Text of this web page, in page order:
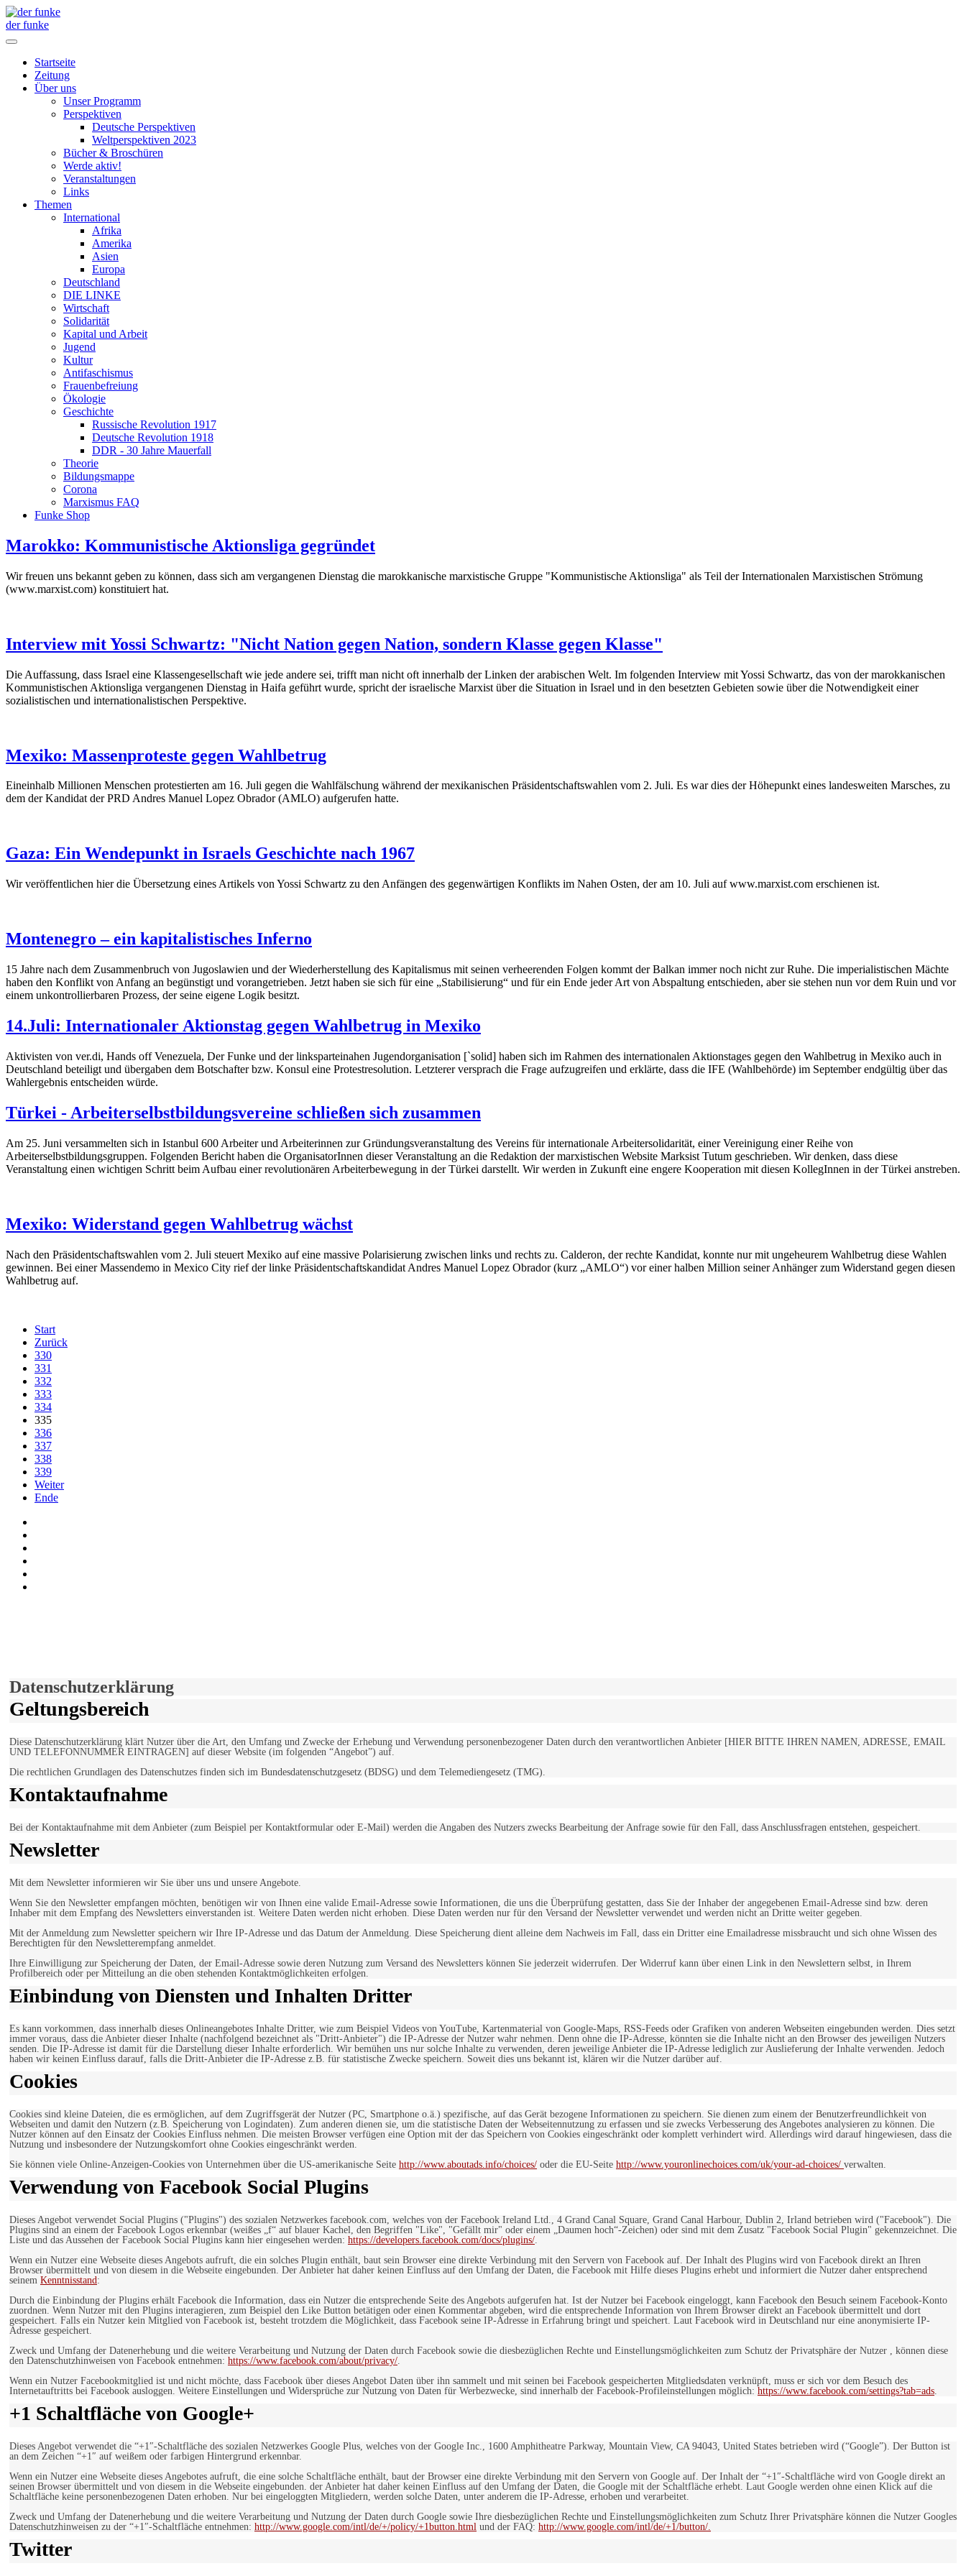
der funke
Startseite
Zeitung
Über uns
Unser Programm
Perspektiven
Deutsche Perspektiven
Weltperspektiven 2023
Bücher & Broschüren
Werde aktiv!
Veranstaltungen
Links
Themen
International
Afrika
Amerika
Asien
Europa
Deutschland
DIE LINKE
Wirtschaft
Solidarität
Kapital und Arbeit
Jugend
Kultur
Antifaschismus
Frauenbefreiung
Ökologie
Geschichte
Russische Revolution 1917
Deutsche Revolution 1918
DDR - 30 Jahre Mauerfall
Theorie
Bildungsmappe
Corona
Marxismus FAQ
Funke Shop
Marokko: Kommunistische Aktionsliga gegründet
Wir freuen uns bekannt geben zu können, dass sich am vergangenen Dienstag die marokkanische marxistische Gruppe "Kommunistische Aktionsliga" als Teil der Internationalen Marxistischen Strömung
(www.marxist.com) konstituiert hat.
Interview mit Yossi Schwartz: "Nicht Nation gegen Nation, sondern Klasse gegen Klasse"
Die Auffassung, dass Israel eine Klassengesellschaft wie jede andere sei, trifft man nicht oft innerhalb der Linken der arabischen Welt. Im folgenden Interview mit Yossi Schwartz, das von der marokkanischen
Kommunistischen Aktionsliga vergangenen Dienstag in Haifa geführt wurde, spricht der israelische Marxist über die Situation in Israel und in den besetzten Gebieten sowie über die Notwendigkeit einer
sozialistischen und internationalistischen Perspektive.
Mexiko: Massenproteste gegen Wahlbetrug
Eineinhalb Millionen Menschen protestierten am 16. Juli gegen die Wahlfälschung während der mexikanischen Präsidentschaftswahlen vom 2. Juli. Es war dies der Höhepunkt eines landesweiten Marsches, zu
dem der Kandidat der PRD Andres Manuel Lopez Obrador (AMLO) aufgerufen hatte.
Gaza: Ein Wendepunkt in Israels Geschichte nach 1967
Wir veröffentlichen hier die Übersetzung eines Artikels von Yossi Schwartz zu den Anfängen des gegenwärtigen Konflikts im Nahen Osten, der am 10. Juli auf www.marxist.com erschienen ist.
Montenegro – ein kapitalistisches Inferno
15 Jahre nach dem Zusammenbruch von Jugoslawien und der Wiederherstellung des Kapitalismus mit seinen verheerenden Folgen kommt der Balkan immer noch nicht zur Ruhe. Die imperialistischen Mächte
haben den Konflikt von Anfang an begünstigt und vorangetrieben. Jetzt haben sie sich für eine „Stabilisierung“ und für ein Ende jeder Art von Abspaltung entschieden, aber sie stehen nun vor dem Ruin und vor
einem unkontrollierbaren Prozess, der seine eigene Logik besitzt.
14.Juli: Internationaler Aktionstag gegen Wahlbetrug in Mexiko
Aktivisten von ver.di, Hands off Venezuela, Der Funke und der linksparteinahen Jugendorganisation [`solid] haben sich im Rahmen des internationalen Aktionstages gegen den Wahlbetrug in Mexiko auch in
Deutschland beteiligt und übergaben dem Botschafter bzw. Konsul eine Protestresolution. Letzterer versprach die Frage aufzugreifen und erklärte, dass die IFE (Wahlbehörde) im September endgültig über das
Wahlergebnis entscheiden würde.
Türkei - Arbeiterselbstbildungsvereine schließen sich zusammen
Am 25. Juni versammelten sich in Istanbul 600 Arbeiter und Arbeiterinnen zur Gründungsveranstaltung des Vereins für internationale Arbeitersolidarität, einer Vereinigung einer Reihe von
Arbeiterselbstbildungsgruppen. Folgenden Bericht haben die OrganisatorInnen dieser Veranstaltung an die Redaktion der marxistischen Website Marksist Tutum geschrieben. Wir denken, dass diese
Veranstaltung einen wichtigen Schritt beim Aufbau einer revolutionären Arbeiterbewegung in der Türkei darstellt. Wir werden in Zukunft eine engere Kooperation mit diesen KollegInnen in der Türkei anstreben.
Mexiko: Widerstand gegen Wahlbetrug wächst
Nach den Präsidentschaftswahlen vom 2. Juli steuert Mexiko auf eine massive Polarisierung zwischen links und rechts zu. Calderon, der rechte Kandidat, konnte nur mit ungeheurem Wahlbetrug diese Wahlen
gewinnen. Bei einer Massendemo in Mexico City rief der linke Präsidentschaftskandidat Andres Manuel Lopez Obrador (kurz „AMLO“) vor einer halben Million seiner Anhänger zum Widerstand gegen diesen
Wahlbetrug auf.
Start
Zurück
330
331
332
333
334
335
336
337
338
339
Weiter
Ende
Datenschutzerklärung
Geltungsbereich
Diese Datenschutzerklärung klärt Nutzer über die Art, den Umfang und Zwecke der Erhebung und Verwendung personenbezogener Daten durch den verantwortlichen Anbieter [HIER BITTE IHREN NAMEN, ADRESSE, EMAIL
UND TELEFONNUMMER EINTRAGEN] auf dieser Website (im folgenden “Angebot”) auf.
Die rechtlichen Grundlagen des Datenschutzes finden sich im Bundesdatenschutzgesetz (BDSG) und dem Telemediengesetz (TMG).
Kontaktaufnahme
Bei der Kontaktaufnahme mit dem Anbieter (zum Beispiel per Kontaktformular oder E-Mail) werden die Angaben des Nutzers zwecks Bearbeitung der Anfrage sowie für den Fall, dass Anschlussfragen entstehen, gespeichert.
Newsletter
Mit dem Newsletter informieren wir Sie über uns und unsere Angebote.
Wenn Sie den Newsletter empfangen möchten, benötigen wir von Ihnen eine valide Email-Adresse sowie Informationen, die uns die Überprüfung gestatten, dass Sie der Inhaber der angegebenen Email-Adresse sind bzw. deren
Inhaber mit dem Empfang des Newsletters einverstanden ist. Weitere Daten werden nicht erhoben. Diese Daten werden nur für den Versand der Newsletter verwendet und werden nicht an Dritte weiter gegeben.
Mit der Anmeldung zum Newsletter speichern wir Ihre IP-Adresse und das Datum der Anmeldung. Diese Speicherung dient alleine dem Nachweis im Fall, dass ein Dritter eine Emailadresse missbraucht und sich ohne Wissen des
Berechtigten für den Newsletterempfang anmeldet.
Ihre Einwilligung zur Speicherung der Daten, der Email-Adresse sowie deren Nutzung zum Versand des Newsletters können Sie jederzeit widerrufen. Der Widerruf kann über einen Link in den Newslettern selbst, in Ihrem
Profilbereich oder per Mitteilung an die oben stehenden Kontaktmöglichkeiten erfolgen.
Einbindung von Diensten und Inhalten Dritter
Es kann vorkommen, dass innerhalb dieses Onlineangebotes Inhalte Dritter, wie zum Beispiel Videos von YouTube, Kartenmaterial von Google-Maps, RSS-Feeds oder Grafiken von anderen Webseiten eingebunden werden. Dies setzt
immer voraus, dass die Anbieter dieser Inhalte (nachfolgend bezeichnet als "Dritt-Anbieter") die IP-Adresse der Nutzer wahr nehmen. Denn ohne die IP-Adresse, könnten sie die Inhalte nicht an den Browser des jeweiligen Nutzers
senden. Die IP-Adresse ist damit für die Darstellung dieser Inhalte erforderlich. Wir bemühen uns nur solche Inhalte zu verwenden, deren jeweilige Anbieter die IP-Adresse lediglich zur Auslieferung der Inhalte verwenden. Jedoch
haben wir keinen Einfluss darauf, falls die Dritt-Anbieter die IP-Adresse z.B. für statistische Zwecke speichern. Soweit dies uns bekannt ist, klären wir die Nutzer darüber auf.
Cookies
Cookies sind kleine Dateien, die es ermöglichen, auf dem Zugriffsgerät der Nutzer (PC, Smartphone o.ä.) spezifische, auf das Gerät bezogene Informationen zu speichern. Sie dienen zum einem der Benutzerfreundlichkeit von
Webseiten und damit den Nutzern (z.B. Speicherung von Logindaten). Zum anderen dienen sie, um die statistische Daten der Webseitennutzung zu erfassen und sie zwecks Verbesserung des Angebotes analysieren zu können. Die
Nutzer können auf den Einsatz der Cookies Einfluss nehmen. Die meisten Browser verfügen eine Option mit der das Speichern von Cookies eingeschränkt oder komplett verhindert wird. Allerdings wird darauf hingewiesen, dass die
Nutzung und insbesondere der Nutzungskomfort ohne Cookies eingeschränkt werden.
Sie können viele Online-Anzeigen-Cookies von Unternehmen über die US-amerikanische Seite http://www.aboutads.info/choices/ oder die EU-Seite http://www.youronlinechoices.com/uk/your-ad-choices/ verwalten.
Verwendung von Facebook Social Plugins
Dieses Angebot verwendet Social Plugins ("Plugins") des sozialen Netzwerkes facebook.com, welches von der Facebook Ireland Ltd., 4 Grand Canal Square, Grand Canal Harbour, Dublin 2, Irland betrieben wird ("Facebook"). Die
Plugins sind an einem der Facebook Logos erkennbar (weißes „f“ auf blauer Kachel, den Begriffen "Like", "Gefällt mir" oder einem „Daumen hoch“-Zeichen) oder sind mit dem Zusatz "Facebook Social Plugin" gekennzeichnet. Die
Liste und das Aussehen der Facebook Social Plugins kann hier eingesehen werden: https://developers.facebook.com/docs/plugins/.
Wenn ein Nutzer eine Webseite dieses Angebots aufruft, die ein solches Plugin enthält, baut sein Browser eine direkte Verbindung mit den Servern von Facebook auf. Der Inhalt des Plugins wird von Facebook direkt an Ihren
Browser übermittelt und von diesem in die Webseite eingebunden. Der Anbieter hat daher keinen Einfluss auf den Umfang der Daten, die Facebook mit Hilfe dieses Plugins erhebt und informiert die Nutzer daher entsprechend
seinem Kenntnisstand:
Durch die Einbindung der Plugins erhält Facebook die Information, dass ein Nutzer die entsprechende Seite des Angebots aufgerufen hat. Ist der Nutzer bei Facebook eingeloggt, kann Facebook den Besuch seinem Facebook-Konto
zuordnen. Wenn Nutzer mit den Plugins interagieren, zum Beispiel den Like Button betätigen oder einen Kommentar abgeben, wird die entsprechende Information von Ihrem Browser direkt an Facebook übermittelt und dort
gespeichert. Falls ein Nutzer kein Mitglied von Facebook ist, besteht trotzdem die Möglichkeit, dass Facebook seine IP-Adresse in Erfahrung bringt und speichert. Laut Facebook wird in Deutschland nur eine anonymisierte IP-
Adresse gespeichert.
Zweck und Umfang der Datenerhebung und die weitere Verarbeitung und Nutzung der Daten durch Facebook sowie die diesbezüglichen Rechte und Einstellungsmöglichkeiten zum Schutz der Privatsphäre der Nutzer , können diese
den Datenschutzhinweisen von Facebook entnehmen: https://www.facebook.com/about/privacy/.
Wenn ein Nutzer Facebookmitglied ist und nicht möchte, dass Facebook über dieses Angebot Daten über ihn sammelt und mit seinen bei Facebook gespeicherten Mitgliedsdaten verknüpft, muss er sich vor dem Besuch des
Internetauftritts bei Facebook ausloggen. Weitere Einstellungen und Widersprüche zur Nutzung von Daten für Werbezwecke, sind innerhalb der Facebook-Profileinstellungen möglich: https://www.facebook.com/settings?tab=ads.
+1 Schaltfläche von Google+
Dieses Angebot verwendet die “+1″-Schaltfläche des sozialen Netzwerkes Google Plus, welches von der Google Inc., 1600 Amphitheatre Parkway, Mountain View, CA 94043, United States betrieben wird (“Google”). Der Button ist
an dem Zeichen “+1″ auf weißem oder farbigen Hintergrund erkennbar.
Wenn ein Nutzer eine Webseite dieses Angebotes aufruft, die eine solche Schaltfläche enthält, baut der Browser eine direkte Verbindung mit den Servern von Google auf. Der Inhalt der “+1″-Schaltfläche wird von Google direkt an
seinen Browser übermittelt und von diesem in die Webseite eingebunden. der Anbieter hat daher keinen Einfluss auf den Umfang der Daten, die Google mit der Schaltfläche erhebt. Laut Google werden ohne einen Klick auf die
Schaltfläche keine personenbezogenen Daten erhoben. Nur bei eingeloggten Mitgliedern, werden solche Daten, unter anderem die IP-Adresse, erhoben und verarbeitet.
Zweck und Umfang der Datenerhebung und die weitere Verarbeitung und Nutzung der Daten durch Google sowie Ihre diesbezüglichen Rechte und Einstellungsmöglichkeiten zum Schutz Ihrer Privatsphäre können die Nutzer Googles
Datenschutzhinweisen zu der “+1″-Schaltfläche entnehmen: http://www.google.com/intl/de/+/policy/+1button.html und der FAQ: http://www.google.com/intl/de/+1/button/.
Twitter